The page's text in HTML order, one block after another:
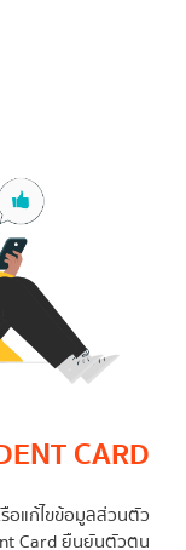
CARD
อแก้ไขข้อมูลส่วนตัว
Card ยืนยันตัวตน